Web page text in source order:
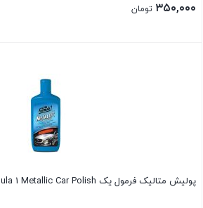
۳۵۰,۰۰۰ تومان
پولیش متالیک فرمول یک Formula 1 Metallic Car Polish